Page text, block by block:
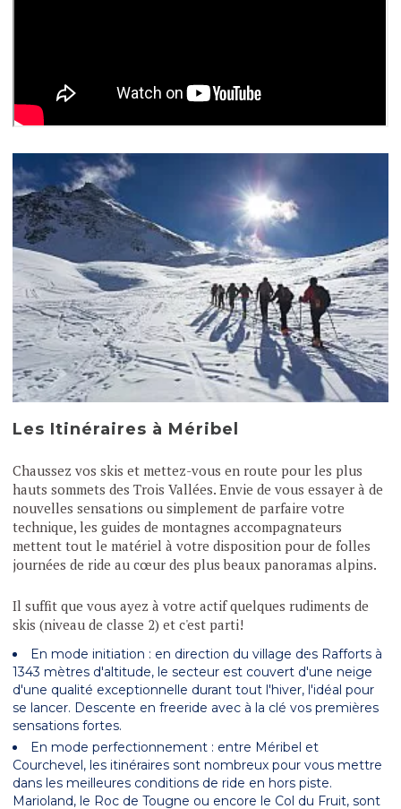
Les Itinéraires à Méribel
Chaussez vos skis et mettez-vous en route pour les plus
hauts sommets des Trois Vallées. Envie de vous essayer à de
nouvelles sensations ou simplement de parfaire votre
technique, les guides de montagnes accompagnateurs
mettent tout le matériel à votre disposition pour de folles
journées de ride au cœur des plus beaux panoramas alpins.
Il suffit que vous ayez à votre actif quelques rudiments de
skis (niveau de classe 2) et c'est parti!
En mode initiation : en direction du village des Rafforts à
1343 mètres d'altitude, le secteur est couvert d'une neige
d'une qualité exceptionnelle durant tout l'hiver, l'idéal pour
se lancer. Descente en freeride avec à la clé vos premières
sensations fortes.
En mode perfectionnement : entre Méribel et
Courchevel, les itinéraires sont nombreux pour vous mettre
dans les meilleures conditions de ride en hors piste.
Marioland, le Roc de Tougne ou encore le Col du Fruit, sont